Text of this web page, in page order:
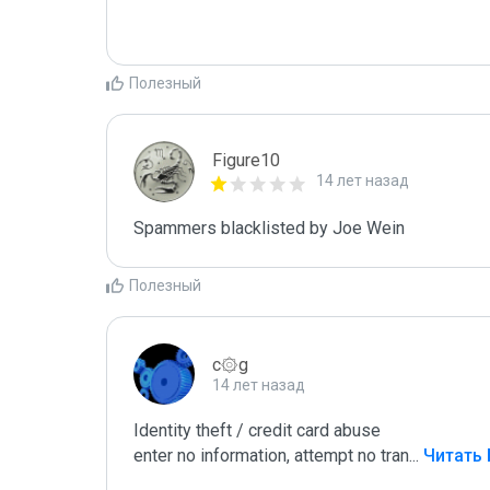
Полезный
Figure10
14 лет назад
Spammers blacklisted by Joe Wein
Полезный
c۞g
14 лет назад
Identity theft / credit card abuse
enter no information, attempt no tran...